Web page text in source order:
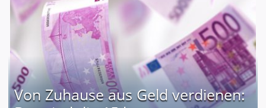
Von Zuhause aus Geld verdienen: